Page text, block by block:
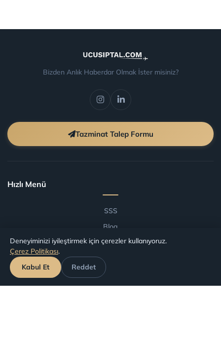
Bizden Anlık Haberdar Olmak İster misiniz?
Tazminat Talep Formu
Hızlı Menü
SSS
Blog
Şartlar ve Koşullar
Havalimanlarına Göre Tazminat
Havayollarına Göre Tazminat
Deneyiminizi iyileştirmek için çerezler kullanıyoruz.
Çerez Politikası.
Kabul Et
Reddet